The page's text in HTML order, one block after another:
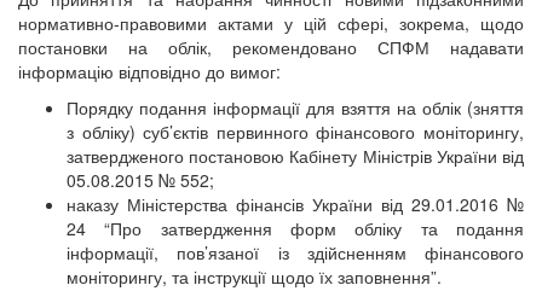
нормативно-правовими актами у цій сфері, зокрема, щодо
постановки на облік, рекомендовано СПФМ надавати
інформацію відповідно до вимог:
Порядку подання інформації для взяття на облік (зняття
з обліку) суб’єктів первинного фінансового моніторингу,
затвердженого постановою Кабінету Міністрів України від
05.08.2015 № 552;
наказу Міністерства фінансів України від 29.01.2016 №
24 “Про затвердження форм обліку та подання
інформації, пов’язаної із здійсненням фінансового
моніторингу, та інструкції щодо їх заповнення”.